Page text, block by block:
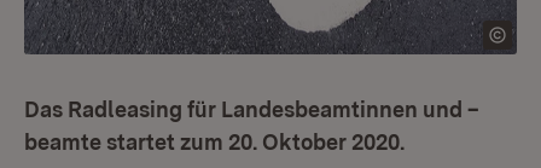
Das Radleasing für Landesbeamtinnen und –
beamte startet zum 20. Oktober 2020.